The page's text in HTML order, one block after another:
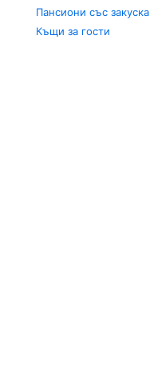
Пансиони със закуска
Къщи за гости